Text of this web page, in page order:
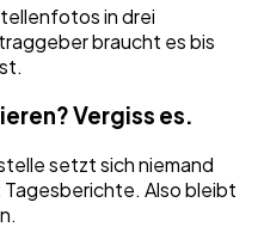
in drei
braucht es bis
Vergiss es.
setzt sich niemand
Also bleibt